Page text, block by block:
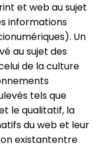
et web au sujet
informations
Un
au sujet des
de la culture
tels que
le qualitatif, la
du web et leur
existantentre